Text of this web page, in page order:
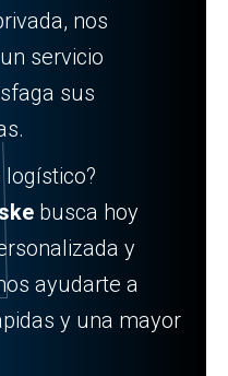
nos
servicio
sus
busca hoy
y
ayudarte a
y una mayor